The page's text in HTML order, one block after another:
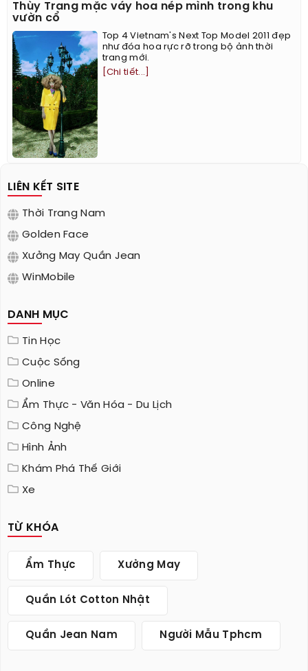
Thùy Trang mặc váy hoa nép mình trong khu
vườn cổ
Top 4 Vietnam's Next Top Model 2011 đẹp
như đóa hoa rực rỡ trong bộ ảnh thời
trang mới.
[Chi tiết...]
LIÊN KẾT SITE
Thời Trang Nam
Golden Face
Xưởng May Quần Jean
WinMobile
DANH MỤC
Tin Học
Cuộc Sống
Online
Ẩm Thực - Văn Hóa - Du Lịch
Công Nghệ
Hình Ảnh
Khám Phá Thế Giới
Xe
TỪ KHÓA
Ẩm Thực Xưởng May
Quần Lót Cotton Nhật
Quần Jean Nam Người Mẫu Tphcm